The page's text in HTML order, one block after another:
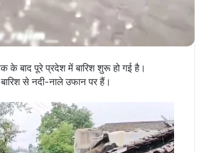
के बाद पूरे प्रदेश में बारिश शुरू हो गई है।
बारिश से नदी-नाले उफान पर हैं।